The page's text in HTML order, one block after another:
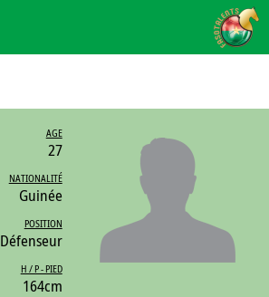
AGE
27
NATIONALITÉ
Guinée
POSITION
Défenseur
H / P - PIED
164cm